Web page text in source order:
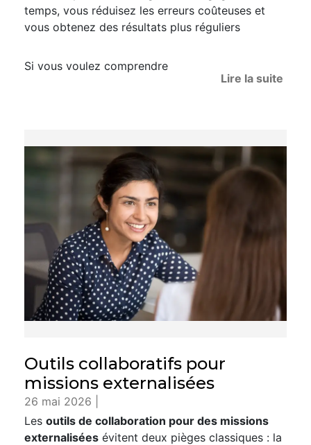
temps, vous réduisez les erreurs coûteuses et
vous obtenez des résultats plus réguliers
Si vous voulez comprendre
Lire la suite
Outils collaboratifs pour
missions externalisées
26 mai 2026 |
Les outils de collaboration pour des missions
externalisées évitent deux pièges classiques : la